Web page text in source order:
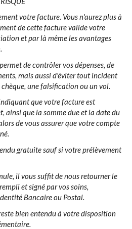
votre facture. Vous n'aurez plus à
de cette facture valide votre
et par là même les avantages
de contrôler vos dépenses, de
mais aussi d'éviter tout incident
une falsification ou un vol.
que votre facture est
ainsi que la somme due et la date du
de vous assurer que votre compte
gratuite sauf si votre prélèvement
il vous suffit de nous retourner le
et signé par vos soins,
Bancaire ou Postal.
bien entendu à votre disposition